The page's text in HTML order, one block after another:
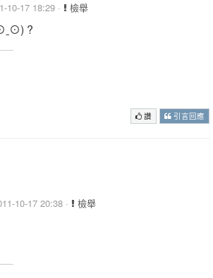
10-17 18:29 · 檢舉
?
讚 引言回應
10-17 20:38 · 檢舉